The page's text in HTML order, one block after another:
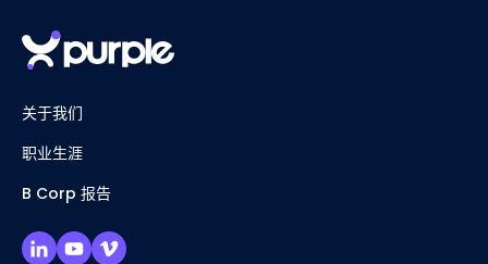
关于我们
职业生涯
B Corp 报告